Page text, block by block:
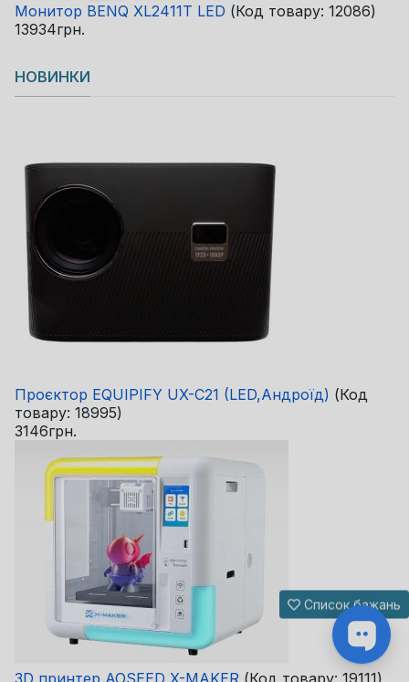
Монитор BENQ XL2411T LED (Код товару: 12086)
13934грн.
НОВИНКИ
Проєктор EQUIPIFY UX-C21 (LED,Андроїд) (Код
товару: 18995)
3146грн.
3D принтер AOSEED X-MAKER (Код товару: 19111)
Список бажань